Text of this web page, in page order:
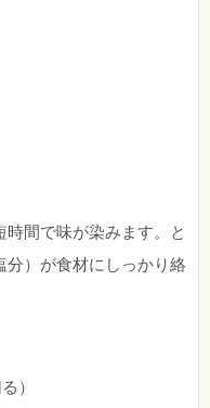
間で味が染みます。と
分）が食材にしっかり絡
）